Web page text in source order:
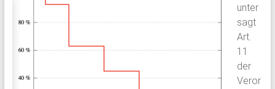
unter
sagt
Art.
11
der
Veror